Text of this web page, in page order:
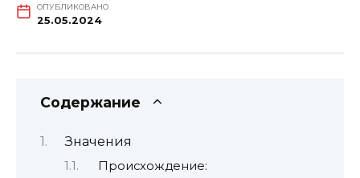
ОПУБЛИКОВАНО
25.05.2024
Содержание
Значения
Происхождение: